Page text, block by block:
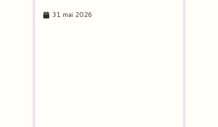
31 mai 2026